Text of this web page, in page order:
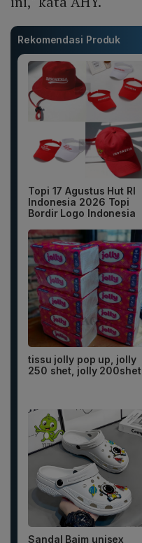
Rekomendasi Produk
Topi 17 Agustus Hut RI
Indonesia 2026 Topi
Bordir Logo Indonesia
tissu jolly pop up, jolly
250 shet, jolly 200shet
Sandal Baim unisex